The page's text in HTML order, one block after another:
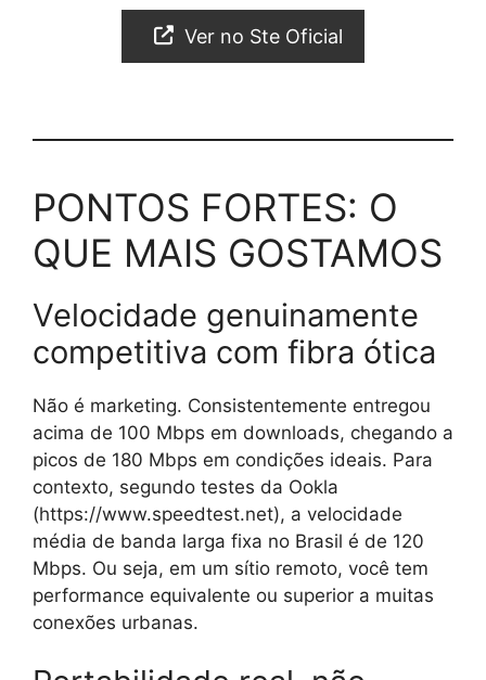
Ver no Ste Oficial
PONTOS FORTES: O
QUE MAIS GOSTAMOS
Velocidade genuinamente
competitiva com fibra ótica
Não é marketing. Consistentemente entregou
acima de 100 Mbps em downloads, chegando a
picos de 180 Mbps em condições ideais. Para
contexto, segundo testes da Ookla
(https://www.speedtest.net), a velocidade
média de banda larga fixa no Brasil é de 120
Mbps. Ou seja, em um sítio remoto, você tem
performance equivalente ou superior a muitas
conexões urbanas.